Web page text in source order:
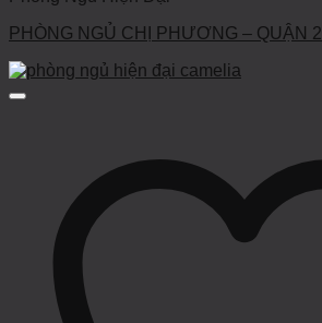
PHÒNG NGỦ CHỊ PHƯƠNG – QUẬN 2